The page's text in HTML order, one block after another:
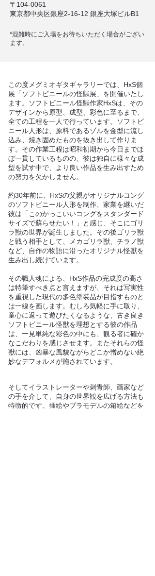
〒104-0061
東京都中央区銀座2-16-12 銀座大塚ビルB1
*混雑時にご入場をお待ちいただく場合がござい
ます。
この度メグミオギタギャラリーでは、HxS個
展「ソフトビニールの怪獣展」を開催いたし
ます。ソフトビニール怪獣作家HxSは、その
デザインから原型、成型、彩色に至るまで、
全ての工程を一人で行っています。ソフトビ
ニール人形は、原料であるゾルを金型に流し
込み、焼き固めたものを抜き出して作りま
す。その作業工程は昭和初期から今日までほ
ぼ一貫しているものの、彼は独自に様々な成
型を試す中で、より良い作品を生み出すため
の努力を欠かしません。
約30年前に、HxSの父親がオリジナルコング
のソフトビニール人形を制作、家業を継いだ
彼は「このかっこいいコングをスタンダード
サイズで蘇らせたい！」と感じ、そこにゴリ
ラ獣の世界が誕生しました。その後ゴリラ獣
と戦う相手として、メカゴリラ獣、チラノ獣
など、自作の物語に沿ったオリジナル怪獣を
生み出し続けています。
その職人魂による、HxS作品の完成度の高さ
は特筆すべき点と言えますが、それは写実性
を重視した現代の多色塗装品が目指すものと
は一線を画します。むしろ気軽に手に取り、
童心に返って遊びたくなるような、古き良き
ソフトビニール怪獣を理想とする彼の作品
は、一見単純な彩色の中にも、観る者に確か
なこだわりを感じさせます。またそれらの怪
獣には、凶暴な風貌ながらどこか憎めない絶
妙なデフォルメが施されています。
そしてイラストレーターや刺青師、画家など
の手を介して、自身の世界観を広げる方法も
特徴的です。挿絵やプラモデルの箱絵などを